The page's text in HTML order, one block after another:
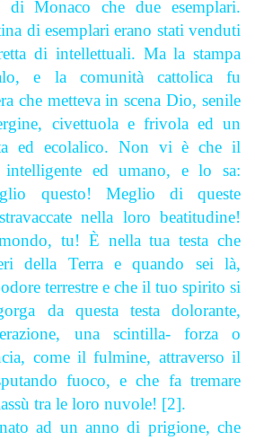
Monaco che due esemplari.
di esemplari erano stati venduti
di intellettuali. Ma la stampa
e la comunità cattolica fu
che metteva in scena Dio, senile
civettuola e frivola ed un
ed ecolalico. Non vi è che il
intelligente ed umano, e lo sa:
questo! Meglio di queste
nella loro beatitudine!
tu! È nella tua testa che
della Terra e quando sei là,
terrestre e che il tuo spirito si
da questa testa dolorante,
una scintilla- forza o
come il fulmine, attraverso il
fuoco, e che fa tremare
tra le loro nuvole! [2].
ad un anno di prigione, che